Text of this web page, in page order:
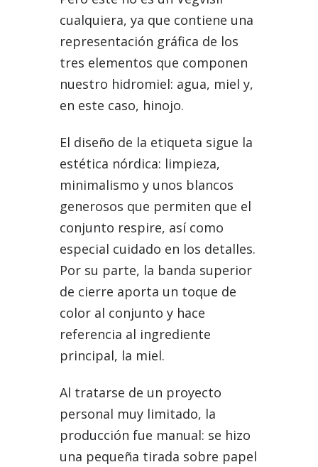
cualquiera, ya que contiene una
representación gráfica de los
tres elementos que componen
nuestro hidromiel: agua, miel y,
en este caso, hinojo.
El diseño de la etiqueta sigue la
estética nórdica: limpieza,
minimalismo y unos blancos
generosos que permiten que el
conjunto respire, así como
especial cuidado en los detalles.
Por su parte, la banda superior
de cierre aporta un toque de
color al conjunto y hace
referencia al ingrediente
principal, la miel.
Al tratarse de un proyecto
personal muy limitado, la
producción fue manual: se hizo
una pequeña tirada sobre papel